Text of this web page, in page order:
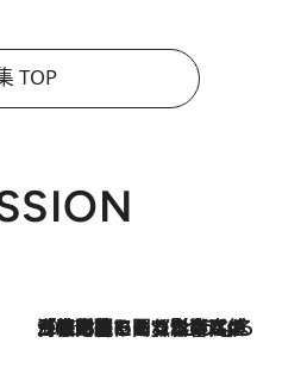
TOP
2026.8.3
「住宅建てられない…」「サーチャージ料の高値が続いている」ホルムズ海峡封鎖による影響はいつまで続く？《エネルギー専門家に聞く“どうなる日本の暮らし”》